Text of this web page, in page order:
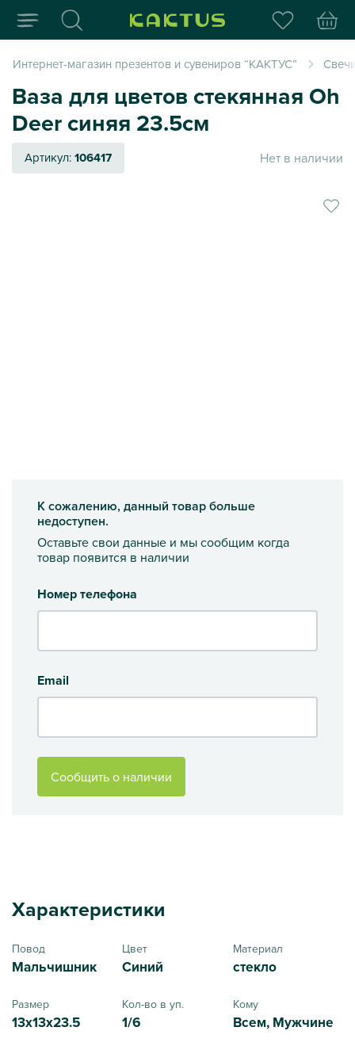
Интернет-магазин
Интернет-магазин презентов и сувениров “КАКТУС”
Ваза для цветов стекянная Oh
Deer синяя 23.5см
Артикул:106417 Нет в наличии
К сожалению, данный товар больше
недоступен.
Оставьте свои данные и мы сообщим когда
товар появится в наличии
Номер телефона
Email
Сообщить о наличии
Характеристики
Повод
Мальчишник
Цвет
Синий
Материал
стекло
Размер
13x13x23.5
Кол-во в уп.
1/6
Кому
Всем, Мужчине